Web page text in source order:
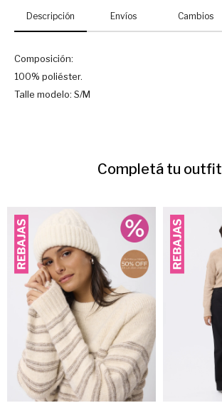
Descripción Envíos Cambios
Composición:
100% poliéster.
Talle modelo: S/M
Completá tu outfit